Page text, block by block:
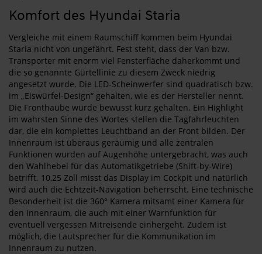
Komfort des Hyundai Staria
Vergleiche mit einem Raumschiff kommen beim Hyundai
Staria nicht von ungefährt. Fest steht, dass der Van bzw.
Transporter mit enorm viel Fensterfläche daherkommt und
die so genannte Gürtellinie zu diesem Zweck niedrig
angesetzt wurde. Die LED-Scheinwerfer sind quadratisch bzw.
im „Eiswürfel-Design“ gehalten, wie es der Hersteller nennt.
Die Fronthaube wurde bewusst kurz gehalten. Ein Highlight
im wahrsten Sinne des Wortes stellen die Tagfahrleuchten
dar, die ein komplettes Leuchtband an der Front bilden. Der
Innenraum ist überaus geräumig und alle zentralen
Funktionen wurden auf Augenhöhe untergebracht, was auch
den Wahlhebel für das Automatikgetriebe (Shift-by-Wire)
betrifft. 10,25 Zoll misst das Display im Cockpit und natürlich
wird auch die Echtzeit-Navigation beherrscht. Eine technische
Besonderheit ist die 360° Kamera mitsamt einer Kamera für
den Innenraum, die auch mit einer Warnfunktion für
eventuell vergessen Mitreisende einhergeht. Zudem ist
möglich, die Lautsprecher für die Kommunikation im
Innenraum zu nutzen.